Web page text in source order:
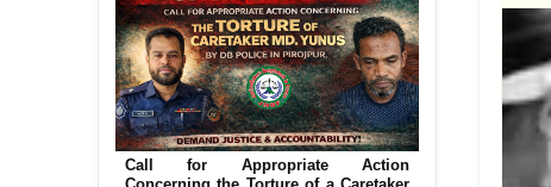
Call for Appropriate Action
Ensure Immediate Protection for Two
Detained Lesbian Young Women in
Jamalpur